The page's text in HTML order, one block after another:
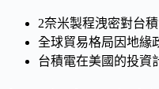
2奈米製程洩密對台
全球貿易格局因地緣
台積電在美國的投資